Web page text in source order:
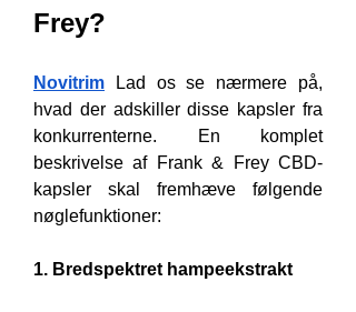
Frey?
Novitrim Lad os se nærmere på,
hvad der adskiller disse kapsler fra
konkurrenterne. En komplet
beskrivelse af Frank & Frey CBD-
kapsler skal fremhæve følgende
nøglefunktioner:
1. Bredspektret hampeekstrakt